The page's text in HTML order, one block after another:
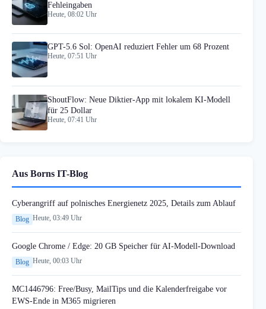
Fehleingaben
Heute, 08:02 Uhr
GPT-5.6 Sol: OpenAI reduziert Fehler um 68 Prozent
Heute, 07:51 Uhr
ShoutFlow: Neue Diktier-App mit lokalem KI-Modell
für 25 Dollar
Heute, 07:41 Uhr
Aus Borns IT-Blog
Cyberangriff auf polnisches Energienetz 2025, Details zum Ablauf
Blog Heute, 03:49 Uhr
Google Chrome / Edge: 20 GB Speicher für AI-Modell-Download
Blog Heute, 00:03 Uhr
MC1446796: Free/Busy, MailTips und die Kalenderfreigabe vor
EWS-Ende in M365 migrieren